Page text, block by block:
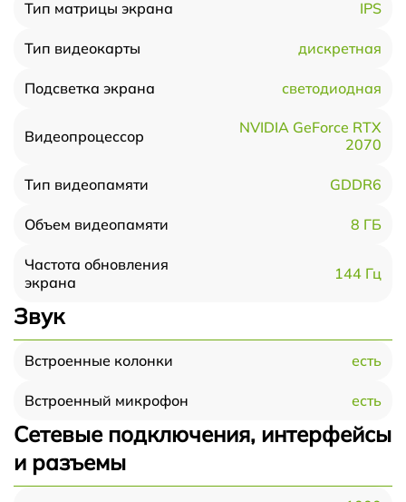
Тип матрицы экрана IPS
Тип видеокарты дискретная
Подсветка экрана светодиодная
Видеопроцессор
NVIDIA GeForce RTX
2070
Тип видеопамяти GDDR6
Объем видеопамяти 8 ГБ
Частота обновления
экрана
144 Гц
Звук
Встроенные колонки есть
Встроенный микрофон есть
Сетевые подключения, интерфейсы
и разъемы